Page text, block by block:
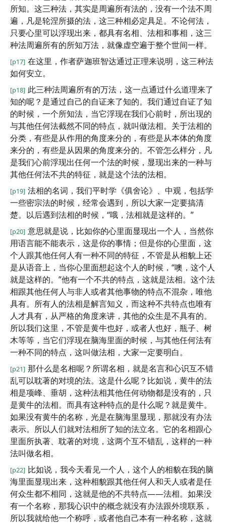
所知。这三种法，其实是周遍所有法的，没有一个法不周
遍，凡是轮涅所摄的法，这三种相必定具足。不论何法，
只要心里可以浮现出来，都具有名相、法相和事相，这三
种法周遍所有的所知万法，就像虚空遍于整个世间一样。
[p17] 在这里，作者萨迦班智达通过正理来说明，这三种法
如何安立。
[p18] 此三种法周遍所有的万法，这一点通过什么道理来了
知的呢？是通过自己的自证来了知的。我们通过自证了知
的时候，一个所知法，当它浮现在我们心前时，所出现的
与其他任何法截然不同的特点，就叫做法相。关于法相的
分类，有些是从作用的角度来分的，有些是从本体的角度
来分的，有些是从因果的角度来分的。不管怎么样分，凡
是我们心前浮现出任何一个法的时候，显现出来的一种与
其他任何法不共的特征，就是这个法的法相。
[p19] 法相的名词，我们平时学《俱舍论》、中观，包括学
一些密宗法的时候，经常会遇到，所以大家一定要搞清
楚。以后遇到法相的时候，“哦，法相就是这样的。”
[p20] 意思就是说，比如你的心里面显现出一个人，当然你
用语言能不能表示，这是你的事情；但是你的心里面，这
个人跟其他任何人有一种不同的特征，不管是从相貌上还
是从语音上，当你心里面想起这个人的时候，“噢，这个人
就是这样的。”他有一个不共的特点，这就是法相。这个法
相跟其他任何人与非人或者其他事物的特点不混杂，唯他
具有。所有人的法相是解言知义，而这种不共特点也唯有
人才具有，从严格的角度来讲，其他的众生是不具有的。
所以我们这里，不管是黄牛也好，或者人也好，瓶子、树
木等等，当它们浮现在脑海里面的时候，与其他任何法有
一种不同的特点，这叫做法相，大家一定要明白。
[p21] 那什么是名相呢？所谓名相，就是名言和心识互不错
乱可以耽著的对境的法。这是什么呢？比如说，黄牛的法
相是项峰、垂胡，这种法相其他任何动物都是没有的，只
是黄牛的法相。而具有这种特点的是什么呢？就是黄牛。
如果没有黄牛的名称，光是在脑海里显现，那就没有办法
表示。所以人们就对法相所了知的法立名。它的名相跟心
里面所执著、耽著的对境，这两个互不错乱，这样的一种
法叫做名相。
[p22] 比如说，我今天看见一个人，这个人的相貌在我的脑
海里面显现出来，这种相貌跟其他任何人和天人或者是任
何众生都不相同，这就是他的不共特点——法相。如果没
有一个名称，那我心识中的概念就没有办法跟外境联系，
所以我就给他一个称呼，或者他自己本有一种名称，这就